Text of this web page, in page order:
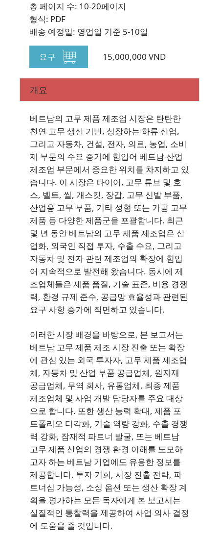
총 페이지 수: 10-20페이지
형식: PDF
배송 예정일: 영업일 기준 5-10일
요구 15,000,000 VND
개요
베트남의 고무 제품 제조업 시장은 탄탄한
천연 고무 생산 기반, 성장하는 하류 산업,
그리고 자동차, 건설, 전자, 의료, 농업, 소비
재 부문의 수요 증가에 힘입어 베트남 산업
제조업 부문에서 중요한 위치를 차지하고 있
습니다. 이 시장은 타이어, 고무 튜브 및 호
스, 벨트, 씰, 개스킷, 장갑, 고무 신발 부품,
산업용 고무 부품, 기타 성형 또는 가공 고무
제품 등 다양한 제품군을 포괄합니다. 최근
몇 년 동안 베트남의 고무 제품 제조업은 산
업화, 외국인 직접 투자, 수출 수요, 그리고
자동차 및 전자 관련 제조업의 확장에 힘입
어 지속적으로 발전해 왔습니다. 동시에 제
조업체들은 제품 품질, 기술 표준, 비용 경쟁
력, 환경 규제 준수, 공급망 효율성과 관련된
요구 사항 증가에 직면하고 있습니다.
이러한 시장 배경을 바탕으로, 본 보고서는
베트남 고무 제품 제조 시장 진출 또는 확장
에 관심 있는 외국 투자자, 고무 제품 제조업
체, 자동차 및 산업 부품 공급업체, 원자재
공급업체, 무역 회사, 유통업체, 최종 제품
제조업체 및 사업 개발 담당자를 주요 대상
으로 합니다. 또한 생산 능력 확대, 제품 포
트폴리오 다각화, 기술 역량 강화, 수출 경쟁
력 강화, 잠재적 파트너 발굴, 또는 베트남
고무 제품 산업의 경쟁 환경 이해를 도모하
고자 하는 베트남 기업에도 유용한 정보를
제공합니다. 투자 기회, 시장 진출 전략, 파
트너십 가능성, 소싱 옵션 또는 생산 확장 계
획을 평가하는 모든 독자에게 본 보고서는
실질적인 통찰력을 제공하여 사업 의사 결정
에 도움을 줄 것입니다.
뉴스레터 구독